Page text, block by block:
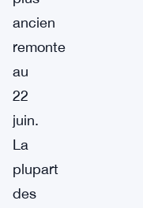
ancien
remonte
au
22
juin.
La
plupart
des